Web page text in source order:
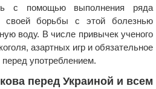
с помощью выполнения ряда
своей борьбы с этой болезнью
воду. В числе привычек ученого
азартных игр и обязательное
употреблением.
перед Украиной и всем